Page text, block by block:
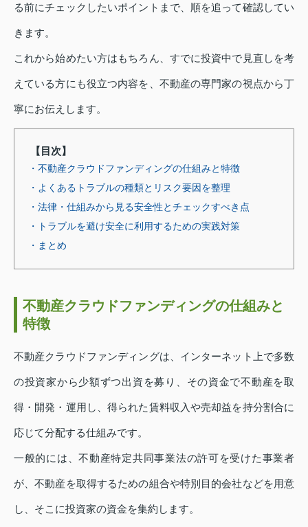
る前にチェックしたいポイントまで、順を追って確認してい
きます。
これから始めたい方はもちろん、すでに投資中で見直しを考
えている方にも役立つ内容を、不動産の専門家の視点から丁
寧にお伝えします。
【目次】
・不動産クラウドファンディングの仕組みと特徴
・よくあるトラブルの種類とリスク要因を整理
・法律・仕組みから見る安全性とチェックすべき点
・トラブルを避け安全に利用するための実践対策
・まとめ
不動産クラウドファンディングの仕組みと
特徴
不動産クラウドファンディングは、インターネット上で多数
の投資家から少額ずつ出資を募り、その資金で不動産を取
得・開発・運用し、得られた賃料収入や売却益を持分割合に
応じて分配する仕組みです。
一般的には、不動産特定共同事業法の許可を受けた事業者
が、不動産を取得するための組合や特別目的会社などを用意
し、そこに投資家の資金を集約します。